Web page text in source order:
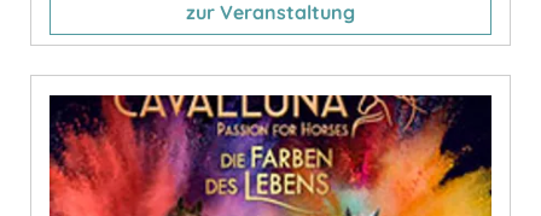
zur Veranstaltung